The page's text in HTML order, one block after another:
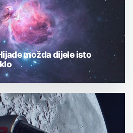
možda dijele isto